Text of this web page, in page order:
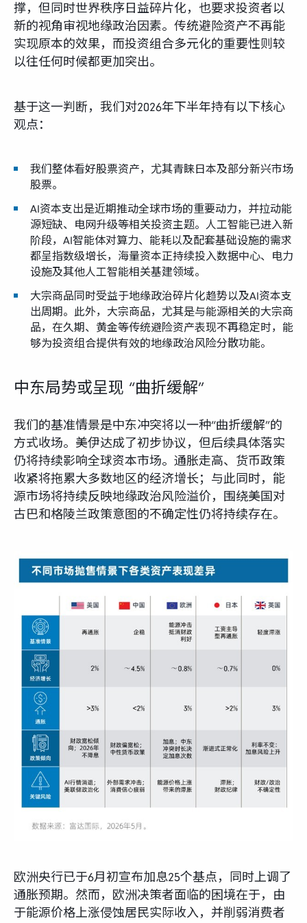
撑，但同时世界秩序日益碎片化，也要求投资者以
新的视角审视地缘政治因素。传统避险资产不再能
实现原本的效果，而投资组合多元化的重要性则较
以往任何时候都更加突出。
基于这一判断，我们对2026年下半年持有以下核心
观点：
我们整体看好股票资产，尤其青睐日本及部分新兴市场
股票。
AI资本支出是近期推动全球市场的重要动力，并拉动能
源短缺、电网升级等相关投资主题。人工智能已进入新
阶段，AI智能体对算力、能耗以及配套基础设施的需求
都呈指数级增长，海量资本正持续投入数据中心、电力
设施及其他人工智能相关基建领域。
大宗商品同时受益于地缘政治碎片化趋势以及AI资本支
出周期。此外，大宗商品，尤其是与能源相关的大宗商
品，在久期、黄金等传统避险资产表现不再稳定时，能
够为投资组合提供有效的地缘政治风险分散功能。
中东局势或呈现 “曲折缓解”
我们的基准情景是中东冲突将以一种“曲折缓解”的
方式收场。美伊达成了初步协议，但后续具体落实
仍将持续影响全球资本市场。通胀走高、货币政策
收紧将拖累大多数地区的经济增长；与此同时，能
源市场将持续反映地缘政治风险溢价，围绕美国对
古巴和格陵兰政策意图的不确定性仍将持续存在。
欧洲央行已于6月初宣布加息25个基点，同时上调了
通胀预期。然而，欧洲决策者面临的困境在于，由
于能源价格上涨侵蚀居民实际收入，并削弱消费者